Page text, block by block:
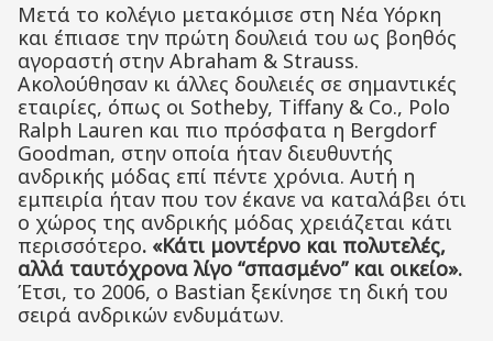
Μετά το κολέγιο μετακόμισε στη Νέα Υόρκη
και έπιασε την πρώτη δουλειά του ως βοηθός
αγοραστή στην Abraham & Strauss.
Ακολούθησαν κι άλλες δουλειές σε σημαντικές
εταιρίες, όπως οι Sotheby, Tiffany & Co., Polo
Ralph Lauren και πιο πρόσφατα η Bergdorf
Goodman, στην οποία ήταν διευθυντής
ανδρικής μόδας επί πέντε χρόνια. Αυτή η
εμπειρία ήταν που τον έκανε να καταλάβει ότι
ο χώρος της ανδρικής μόδας χρειάζεται κάτι
περισσότερο. «Κάτι μοντέρνο και πολυτελές,
αλλά ταυτόχρονα λίγο “σπασμένο” και οικείο».
Έτσι, το 2006, ο Bastian ξεκίνησε τη δική του
σειρά ανδρικών ενδυμάτων.